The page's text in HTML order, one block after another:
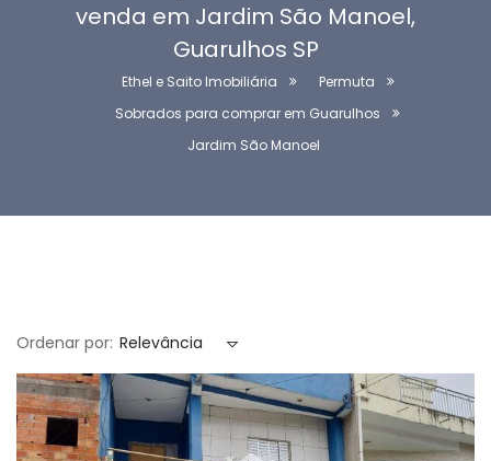
venda em Jardim São Manoel,
Guarulhos SP
Ethel e Saito Imobiliária
Permuta
Sobrados para comprar em Guarulhos
Jardim São Manoel
Ordenar por: Relevância